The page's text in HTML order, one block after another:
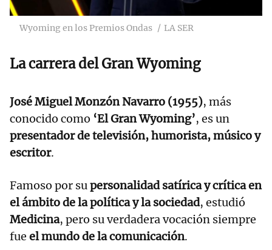
Wyoming en los Premios Ondas LA SER
La carrera del Gran Wyoming
José Miguel Monzón Navarro (1955), más
conocido como ‘El Gran Wyoming’, es un
presentador de televisión, humorista, músico y
escritor.
Famoso por supersonalidad satírica y crítica en
el ámbito de la política y la sociedad, estudió
Medicina, pero su verdadera vocación siempre
fue el mundo de la comunicación.